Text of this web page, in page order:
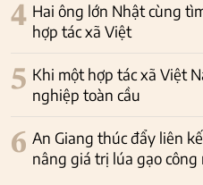
4 Hai ông lớn Nhật cùng
hợp tác xã Việt
5 Khi một hợp tác xã Việt
nghiệp toàn cầu
6 An Giang thúc đẩy liên
nâng giá trị lúa gạo công